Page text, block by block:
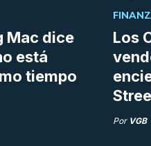
Mac dice
está
tiempo
Los
Por VGB